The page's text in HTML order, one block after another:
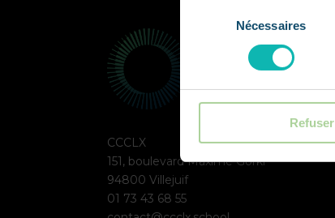
consentement
Nécessaires
Refuser
CCCLX
151, boulevard Maxime Gorki
94800 Villejuif
01 73 43 68 55